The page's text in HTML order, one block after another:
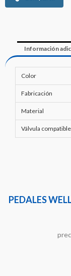
Información
Color
Fabricación
Material
Válvula compatible
PEDALES